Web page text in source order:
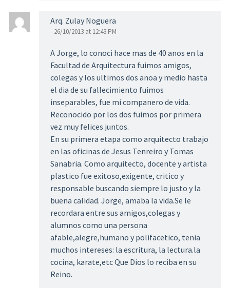
Arq. Zulay Noguera
- 26/10/2013 at 12:43 PM
A Jorge, lo conoci hace mas de 40 anos en la
Facultad de Arquitectura fuimos amigos,
colegas y los ultimos dos anoa y medio hasta
el dia de su fallecimiento fuimos
inseparables, fue mi companero de vida.
Reconocido por los dos fuimos por primera
vez muy felices juntos.
En su primera etapa como arquitecto trabajo
en las oficinas de Jesus Tenreiro y Tomas
Sanabria. Como arquitecto, docente y artista
plastico fue exitoso,exigente, critico y
responsable buscando siempre lo justo y la
buena calidad. Jorge, amaba la vida.Se le
recordara entre sus amigos,colegas y
alumnos como una persona
afable,alegre,humano y polifacetico, tenia
muchos intereses: la escritura, la lectura.la
cocina, karate,etc Que Dios lo reciba en su
Reino.